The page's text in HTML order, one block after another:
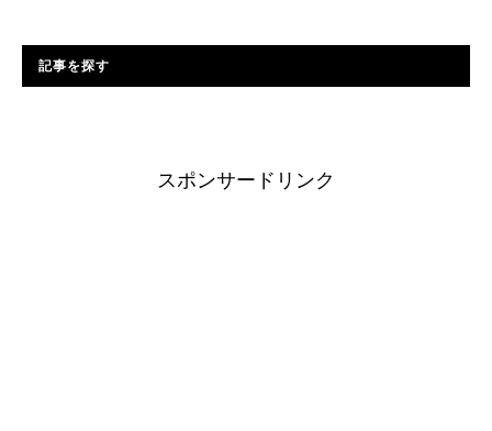
記事を探す
スポンサードリンク